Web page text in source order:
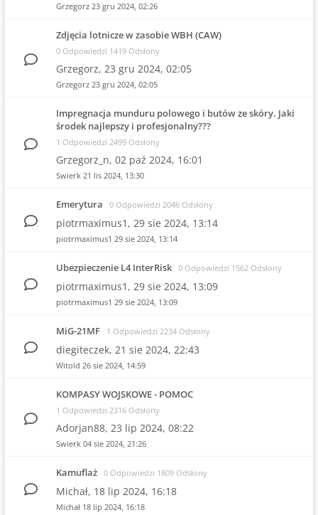
Grzegorz 23 gru 2024, 02:26
Zdjęcia lotnicze w zasobie WBH (CAW)
0 Odpowiedzi 1419 Odsłony
Grzegorz, 23 gru 2024, 02:05
Grzegorz 23 gru 2024, 02:05
Impregnacja munduru polowego i butów ze skóry. Jaki
środek najlepszy i profesjonalny???
1 Odpowiedzi 2499 Odsłony
Grzegorz_n, 02 paź 2024, 16:01
Swierk 21 lis 2024, 13:30
Emerytura 0 Odpowiedzi 2046 Odsłony
piotrmaximus1, 29 sie 2024, 13:14
piotrmaximus1 29 sie 2024, 13:14
Ubezpieczenie L4 InterRisk 0 Odpowiedzi 1562 Odsłony
piotrmaximus1, 29 sie 2024, 13:09
piotrmaximus1 29 sie 2024, 13:09
MiG-21MF 1 Odpowiedzi 2234 Odsłony
diegiteczek, 21 sie 2024, 22:43
Witold 26 sie 2024, 14:59
KOMPASY WOJSKOWE - POMOC
1 Odpowiedzi 2316 Odsłony
Adorjan88, 23 lip 2024, 08:22
Swierk 04 sie 2024, 21:26
Kamuflaż 0 Odpowiedzi 1809 Odsłony
Michał, 18 lip 2024, 16:18
Michał 18 lip 2024, 16:18